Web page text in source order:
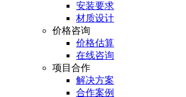
安装要求
材质设计
价格咨询
价格估算
在线咨询
项目合作
解决方案
合作案例